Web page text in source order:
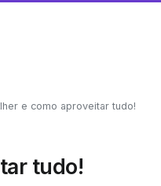
e como aproveitar tudo!
tudo!